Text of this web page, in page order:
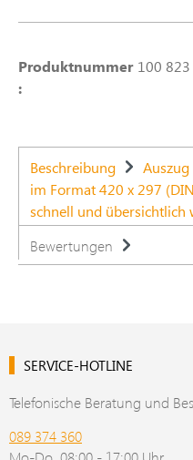
Produktnummer
:
100
Beschreibung
im Format 420 x 297
schnell und übersichtlich
Bewertungen
SERVICE-HOTLINE
Telefonische Beratung und
089 374 360